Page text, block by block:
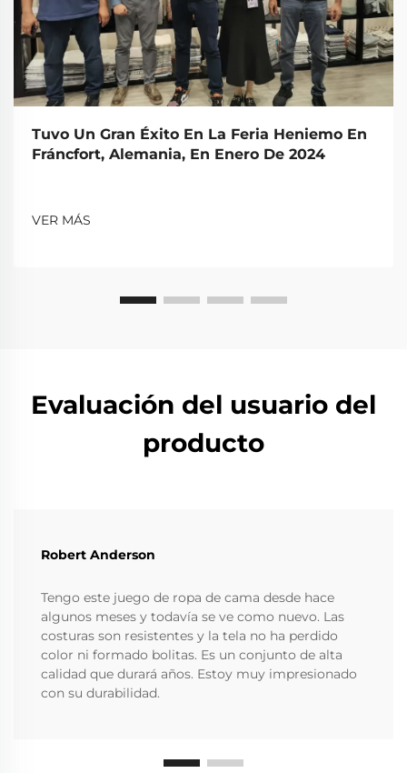
Tuvo Un Gran Éxito En La Feria Heniemo En
Fráncfort, Alemania, En Enero De 2024
VER MÁS
Evaluación del usuario del
producto
Robert Anderson
Tengo este juego de ropa de cama desde hace
algunos meses y todavía se ve como nuevo. Las
costuras son resistentes y la tela no ha perdido
color ni formado bolitas. Es un conjunto de alta
calidad que durará años. Estoy muy impresionado
con su durabilidad.